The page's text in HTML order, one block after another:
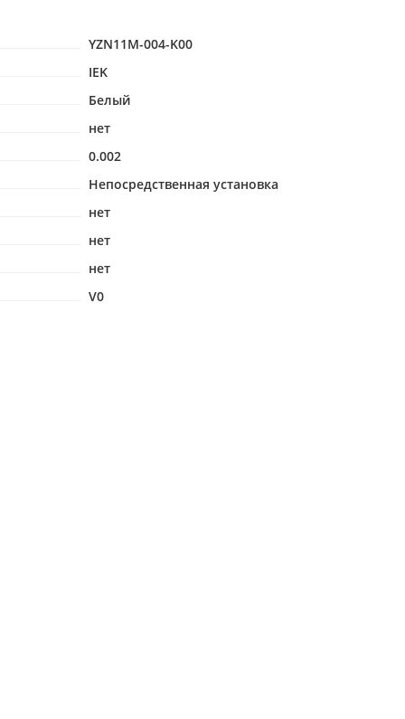
YZN11M-004-K00
IEK
Белый
нет
0.002
Непосредственная установка
нет
нет
нет
V0